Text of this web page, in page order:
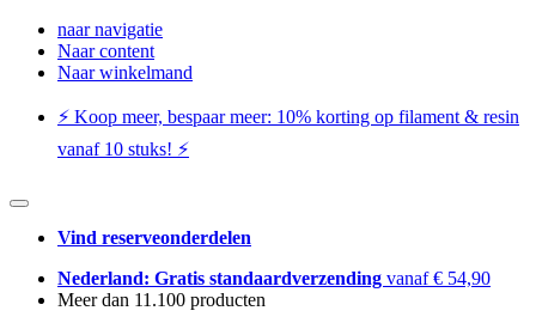
naar navigatie
Naar content
Naar winkelmand
⚡️ Koop meer, bespaar meer: ​​10% korting op filament & resin
vanaf 10 stuks! ⚡️
Vind reserveonderdelen
Nederland: Gratis standaardverzending vanaf € 54,90
Meer dan 11.100 producten